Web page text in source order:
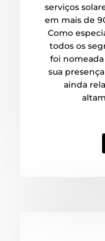
serviços
em mais de
Como
todos os
foi nomeada
sua
ainda